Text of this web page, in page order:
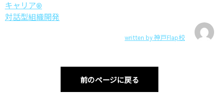
キャリア®
対話型組織開発
written by 神戸Flap校
前のページに戻る